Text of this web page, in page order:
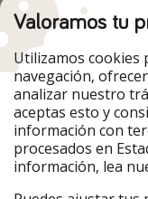
Nuestros mercados
PiratinViaggio
VakantiePiraten
VoyagesPirates
Urlaubspiraten
TravelPirates
Nuestro grupo
HolidayPirates
Valoramos tu
Utilizamos cookies
navegación,
analizar nuestro
aceptas esto y
información con
procesados en
información, lea